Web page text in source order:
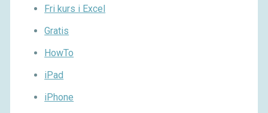
Fri kurs i Excel
Gratis
HowTo
iPad
iPhone